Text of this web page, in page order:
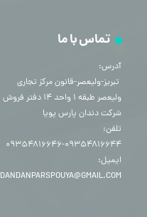
تماس با ما
آدرس:
​​​​​​​ تبریز-ولیعصر-قانون مرکز تجاری
ولیعصر طبقه ۱ واحد ۱۴ دفتر فروش
شرکت دندان پارس پویا
تلفن:
۰۹۳۵۴۸۱۶۶۴۴-۰۹۳۵۴۸۱۶۶۴۶
ایمیل:
DANDANPARSPOUYA@GMAIL.COM